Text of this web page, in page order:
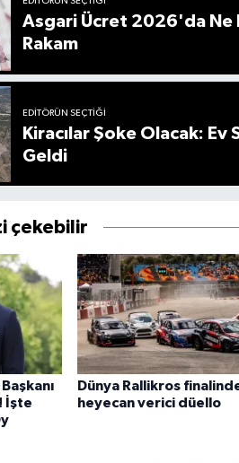
Asgari Ücret 2026'da Ne
Rakam
EDITÖRÜN SEÇTIĞI
Kiracılar Şoke Olacak:
Geldi
çekebilir
İşte
Dünya Rallikros
heyecan verici düello